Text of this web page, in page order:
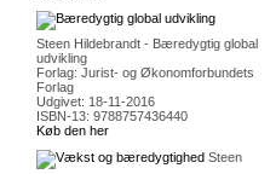
Steen Hildebrandt - Bæredygtig global
udvikling
Forlag: Jurist- og Økonomforbundets
Forlag
Udgivet: 18-11-2016
ISBN-13: 9788757436440
Køb den her
Steen